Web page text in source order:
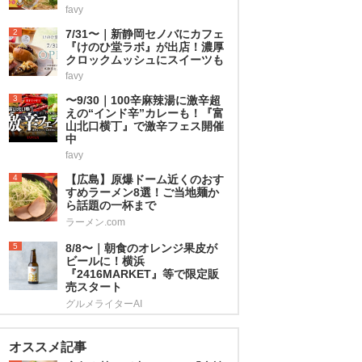
favy
2
7/31〜｜新静岡セノバにカフェ
『けのひ堂ラボ』が出店！濃厚
クロックムッシュにスイーツも
favy
3
〜9/30｜100辛麻辣湯に激辛超
えの“インド辛”カレーも！『富
山北口横丁』で激辛フェス開催
中
favy
4
【広島】原爆ドーム近くのおす
すめラーメン8選！ご当地麺か
ら話題の一杯まで
ラーメン.com
5
8/8〜｜朝食のオレンジ果皮が
ビールに！横浜
『2416MARKET』等で限定販
売スタート
グルメライターAI
オススメ記事